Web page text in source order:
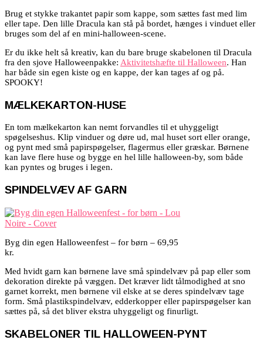
Brug et stykke trakantet papir som kappe, som sættes fast med lim
eller tape. Den lille Dracula kan stå på bordet, hænges i vinduet eller
bruges som del af en mini-halloween-scene.
Er du ikke helt så kreativ, kan du bare bruge skabelonen til Dracula
fra den sjove Halloweenpakke: Aktivitetshæfte til Halloween. Han
har både sin egen kiste og en kappe, der kan tages af og på.
SPOOKY!
MÆLKEKARTON-HUSE
En tom mælkekarton kan nemt forvandles til et uhyggeligt
spøgelseshus. Klip vinduer og døre ud, mal huset sort eller orange,
og pynt med små papirspøgelser, flagermus eller græskar. Børnene
kan lave flere huse og bygge en hel lille halloween-by, som både
kan pyntes og bruges i legen.
SPINDELVÆV AF GARN
Byg din egen Halloweenfest – for børn – 69,95
kr.
Med hvidt garn kan børnene lave små spindelvæv på pap eller som
dekoration direkte på væggen. Det kræver lidt tålmodighed at sno
garnet korrekt, men børnene vil elske at se deres spindelvæv tage
form. Små plastikspindelvæv, edderkopper eller papirspøgelser kan
sættes på, så det bliver ekstra uhyggeligt og finurligt.
SKABELONER TIL HALLOWEEN-PYNT